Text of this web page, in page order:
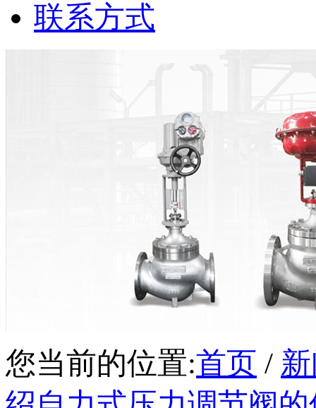
联系方式
您当前的位置:首页 /